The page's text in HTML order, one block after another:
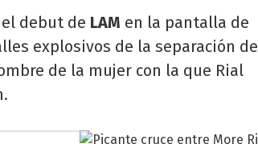
debut de LAM en la pantalla de
explosivos de la separación de
de la mujer con la que Rial